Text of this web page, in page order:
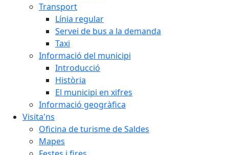
Transport
Línia regular
Servei de bus a la demanda
Taxi
Informació del municipi
Introducció
Història
El municipi en xifres
Informació geogràfica
Visita'ns
Oficina de turisme de Saldes
Mapes